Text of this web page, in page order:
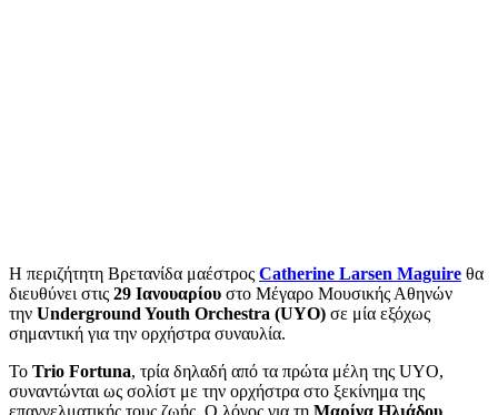
Η περιζήτητη Βρετανίδα μαέστρος Catherine Larsen Maguire θα
διευθύνει στις 29 Ιανουαρίου στο Μέγαρο Μουσικής Αθηνών
την Underground Youth Orchestra (UYO) σε μία εξόχως
σημαντική για την ορχήστρα συναυλία.
Το Trio Fortuna, τρία δηλαδή από τα πρώτα μέλη της UYO,
συναντώνται ως σολίστ με την ορχήστρα στο ξεκίνημα της